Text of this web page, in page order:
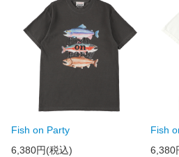
Fish on Party
6,380円(税込)
Fish
6,380